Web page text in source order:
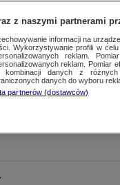
z naszymi partnerami
informacji na
Wykorzystywanie profili w
reklam.
reklam. Pomiar
kombinacji danych z różnych
danych do wyboru
partnerów (dostawców)